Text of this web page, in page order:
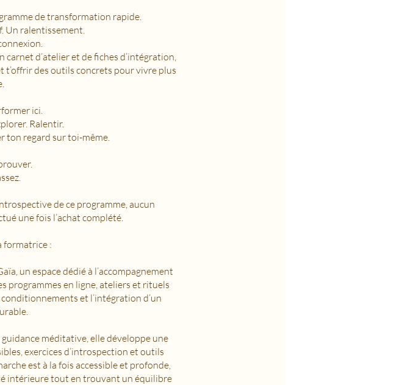
de transformation rapide.
Un ralentissement.
carnet d’atelier et de fiches d’intégration,
t’offrir des outils concrets pour vivre plus
ici.
Ralentir.
ton regard sur toi-même.
de ce programme, aucun
une fois l’achat complété.
formatrice :
un espace dédié à l’accompagnement
programmes en ligne, ateliers et rituels
et l’intégration d’un
méditative, elle développe une
exercices d’introspection et outils
est à la fois accessible et profonde,
intérieure tout en trouvant un équilibre